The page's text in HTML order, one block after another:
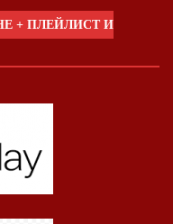
+ ПЛЕЙЛИСТ И